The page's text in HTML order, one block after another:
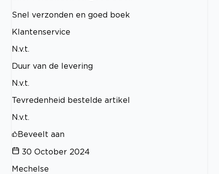
Snel verzonden en goed boek
Klantenservice
N.v.t.
Duur van de levering
N.v.t.
Tevredenheid bestelde artikel
N.v.t.
Beveelt aan
30 October 2024
Mechelse